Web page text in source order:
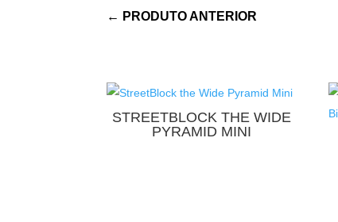
← PRODUTO ANTERIOR
STREETBLOCK THE WIDE
PYRAMID MINI